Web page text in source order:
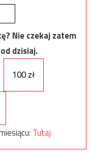
Nie czekaj zatem
dzisiaj.
100 zł
Tutaj